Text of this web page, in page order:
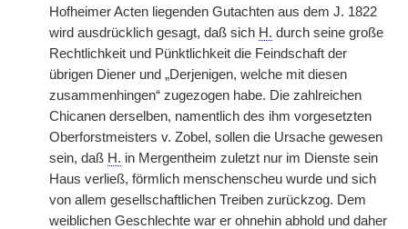
Hofheimer Acten liegenden Gutachten aus dem J. 1822
wird ausdrücklich gesagt, daß sich H. durch seine große
Rechtlichkeit und Pünktlichkeit die Feindschaft der
übrigen Diener und „Derjenigen, welche mit diesen
zusammenhingen“ zugezogen habe. Die zahlreichen
Chicanen derselben, namentlich des ihm vorgesetzten
Oberforstmeisters v. Zobel, sollen die Ursache gewesen
sein, daß H. in Mergentheim zuletzt nur im Dienste sein
Haus verließ, förmlich menschenscheu wurde und sich
von allem gesellschaftlichen Treiben zurückzog. Dem
weiblichen Geschlechte war er ohnehin abhold und daher